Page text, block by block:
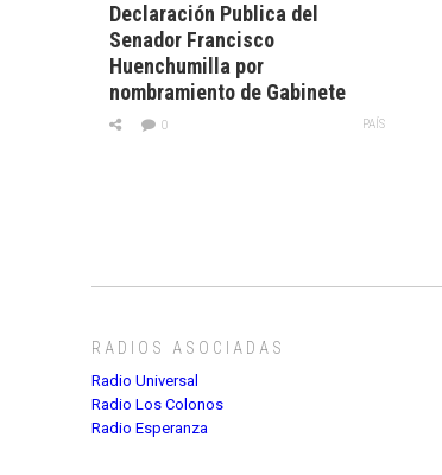
Declaración Publica del
Senador Francisco
Huenchumilla por
nombramiento de Gabinete
PAÍS
0
RADIOS ASOCIADAS
Radio Universal
Radio Los Colonos
Radio Esperanza